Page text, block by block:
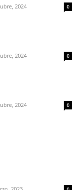
2024 0
2024 0
2024 0